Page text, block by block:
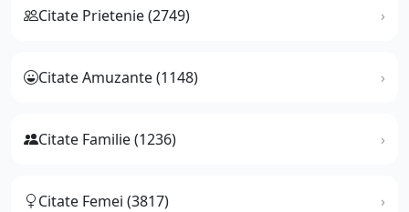
Citate Prietenie (2749)
Citate Amuzante (1148)
Citate Familie (1236)
Citate Femei (3817)